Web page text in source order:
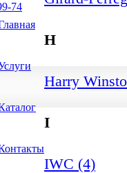
74
H
Harry
I
IWC (4)